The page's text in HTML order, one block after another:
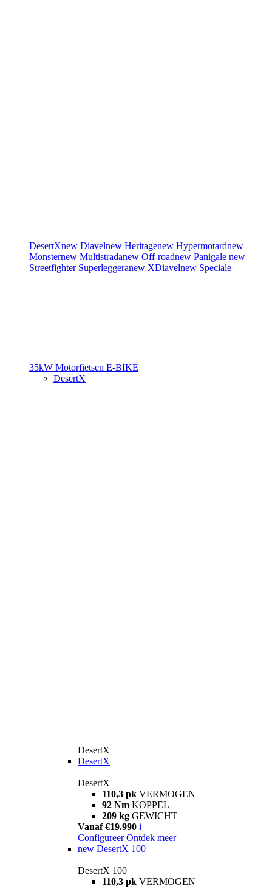
DesertXnew Diavelnew Heritagenew Hypermotardnew
Monsternew Multistradanew Off-roadnew Panigale new
Streetfighter Superleggeranew XDiavelnew Speciale
35kW Motorfietsen E-BIKE
DesertX
DesertX
DesertX
DesertX
110,3 pk VERMOGEN
92 Nm KOPPEL
209 kg GEWICHT
Vanaf €19.990 i
Configureer Ontdek meer
new DesertX 100
DesertX 100
110,3 pk VERMOGEN